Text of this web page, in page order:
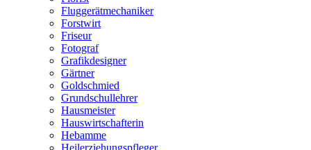
Fluggerätmechaniker
Forstwirt
Friseur
Fotograf
Grafikdesigner
Gärtner
Goldschmied
Grundschullehrer
Hausmeister
Hauswirtschafterin
Hebamme